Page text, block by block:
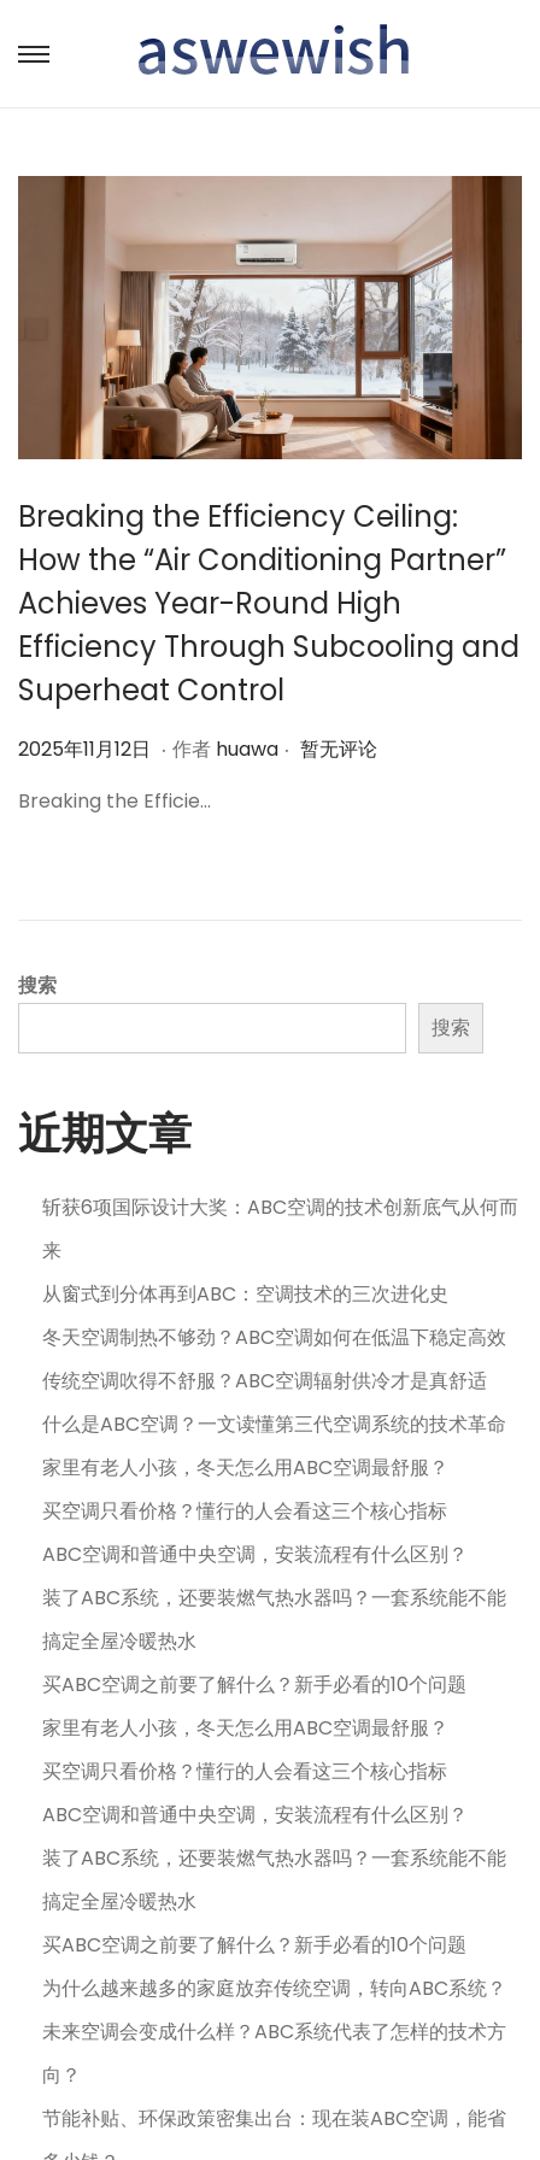
转
航
跳
容
Breaking the Efficiency Ceiling:
How the “Air Conditioning Partner”
Achieves Year-Round High
Efficiency Through Subcooling and
Superheat Control
作
2025年11月12日 2
2
2
. 作者 huawa . 暂无评论
Breaking the Efficie…
搜索
搜索
近期文章
斩获6项国际设计大奖：ABC空调的技术创新底气从何而
来
从窗式到分体再到ABC：空调技术的三次进化史
冬天空调制热不够劲？ABC空调如何在低温下稳定高效
传统空调吹得不舒服？ABC空调辐射供冷才是真舒适
什么是ABC空调？一文读懂第三代空调系统的技术革命
家里有老人小孩，冬天怎么用ABC空调最舒服？
买空调只看价格？懂行的人会看这三个核心指标
ABC空调和普通中央空调，安装流程有什么区别？
装了ABC系统，还要装燃气热水器吗？一套系统能不能
搞定全屋冷暖热水
买ABC空调之前要了解什么？新手必看的10个问题
家里有老人小孩，冬天怎么用ABC空调最舒服？
买空调只看价格？懂行的人会看这三个核心指标
ABC空调和普通中央空调，安装流程有什么区别？
装了ABC系统，还要装燃气热水器吗？一套系统能不能
搞定全屋冷暖热水
买ABC空调之前要了解什么？新手必看的10个问题
为什么越来越多的家庭放弃传统空调，转向ABC系统？
未来空调会变成什么样？ABC系统代表了怎样的技术方
向？
节能补贴、环保政策密集出台：现在装ABC空调，能省